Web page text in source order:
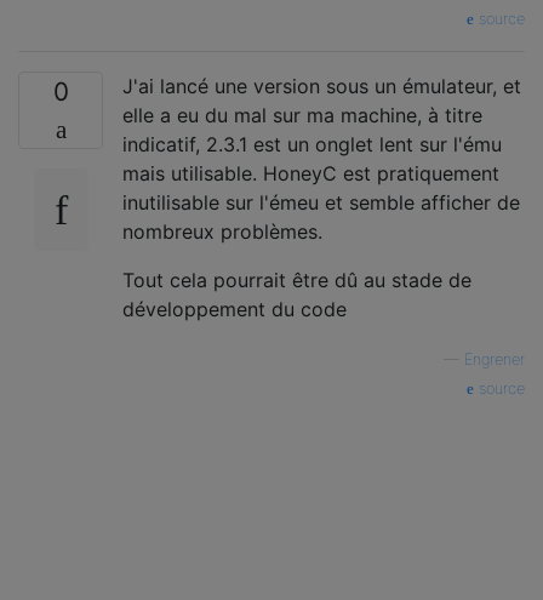
source
0
J'ai lancé une version sous un émulateur, et
elle a eu du mal sur ma machine, à titre
indicatif, 2.3.1 est un onglet lent sur l'ému
mais utilisable. HoneyC est pratiquement
inutilisable sur l'émeu et semble afficher de
nombreux problèmes.
Tout cela pourrait être dû au stade de
développement du code
Engrener
source